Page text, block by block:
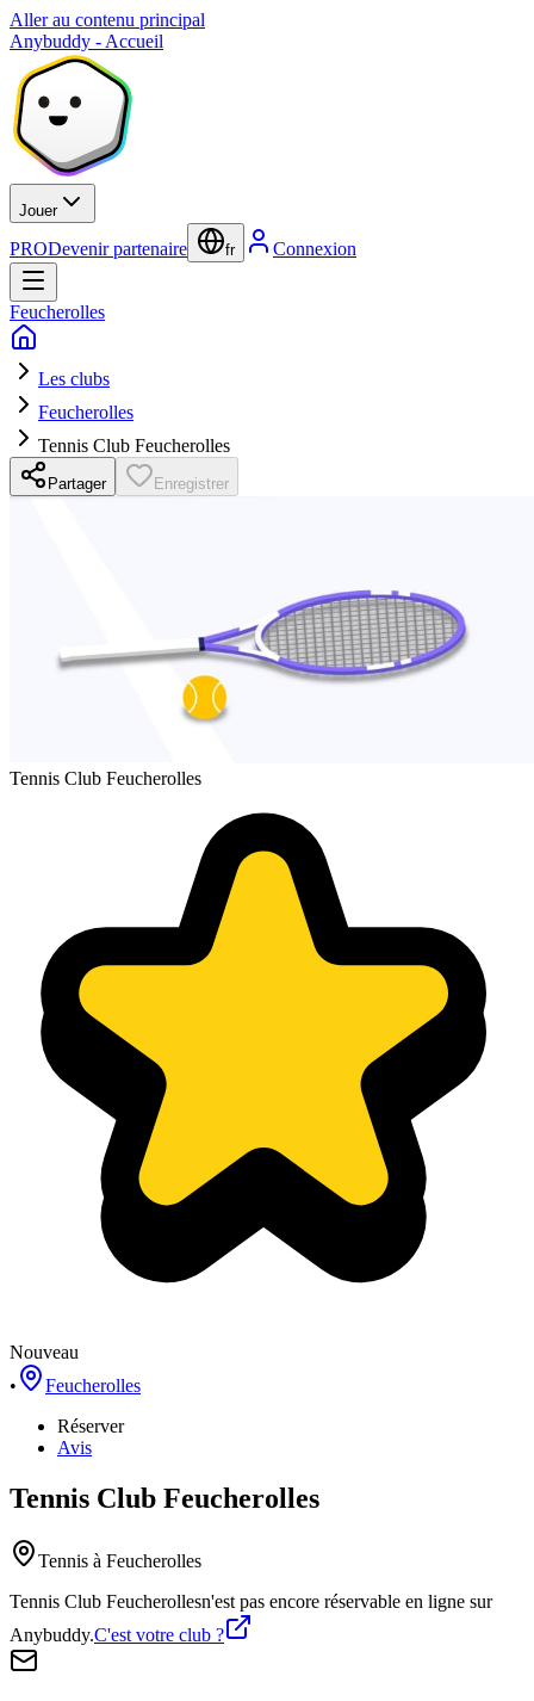
Aller au contenu principal
Anybuddy - Accueil
Jouer
PRODevenir partenaire fr Connexion
Feucherolles
Les clubs
Feucherolles
Tennis Club Feucherolles
Partager Enregistrer
Tennis Club Feucherolles
Nouveau
•
Feucherolles
Réserver
Avis
Tennis Club Feucherolles
Tennis à Feucherolles
Tennis Club Feucherollesn'est pas encore réservable en ligne sur
Anybuddy.C'est votre club ?